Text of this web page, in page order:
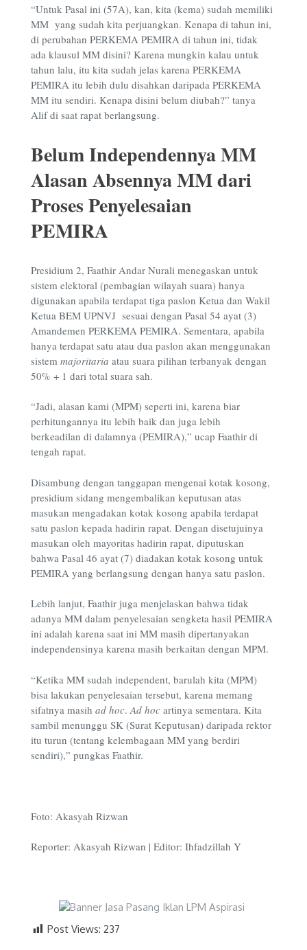
“Untuk Pasal ini (57A), kan, kita (kema) sudah memiliki
MM yang sudah kita perjuangkan. Kenapa di tahun ini,
di perubahan PERKEMA PEMIRA di tahun ini, tidak
ada klausul MM disini? Karena mungkin kalau untuk
tahun lalu, itu kita sudah jelas karena PERKEMA
PEMIRA itu lebih dulu disahkan daripada PERKEMA
MM itu sendiri. Kenapa disini belum diubah?” tanya
Alif di saat rapat berlangsung.
Belum Independennya MM
Alasan Absennya MM dari
Proses Penyelesaian
PEMIRA
Presidium 2, Faathir Andar Nurali menegaskan untuk
sistem elektoral (pembagian wilayah suara) hanya
digunakan apabila terdapat tiga paslon Ketua dan Wakil
Ketua BEM UPNVJ sesuai dengan Pasal 54 ayat (3)
Amandemen PERKEMA PEMIRA. Sementara, apabila
hanya terdapat satu atau dua paslon akan menggunakan
sistem majoritaria atau suara pilihan terbanyak dengan
50% + 1 dari total suara sah.
“Jadi, alasan kami (MPM) seperti ini, karena biar
perhitungannya itu lebih baik dan juga lebih
berkeadilan di dalamnya (PEMIRA),” ucap Faathir di
tengah rapat.
Disambung dengan tanggapan mengenai kotak kosong,
presidium sidang mengembalikan keputusan atas
masukan mengadakan kotak kosong apabila terdapat
satu paslon kepada hadirin rapat. Dengan disetujuinya
masukan oleh mayoritas hadirin rapat, diputuskan
bahwa Pasal 46 ayat (7) diadakan kotak kosong untuk
PEMIRA yang berlangsung dengan hanya satu paslon.
Lebih lanjut, Faathir juga menjelaskan bahwa tidak
adanya MM dalam penyelesaian sengketa hasil PEMIRA
ini adalah karena saat ini MM masih dipertanyakan
independensinya karena masih berkaitan dengan MPM.
“Ketika MM sudah independent, barulah kita (MPM)
bisa lakukan penyelesaian tersebut, karena memang
sifatnya masih ad hoc. Ad hoc artinya sementara. Kita
sambil menunggu SK (Surat Keputusan) daripada rektor
itu turun (tentang kelembagaan MM yang berdiri
sendiri),” pungkas Faathir.
Foto: Akasyah Rizwan
Reporter: Akasyah Rizwan | Editor: Ihfadzillah Y
Post Views: 237